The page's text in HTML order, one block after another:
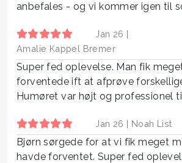
anbefales - og vi kommer igen til
Jan 26 |
Amalie Kappel Bremer
Super fed oplevelse. Man fik
forventede ift at afprøve
Humøret var højt og professionel
Jan 26 | Noah List
Bjørn sørgede for at vi fik meget
havde forventet. Super fed